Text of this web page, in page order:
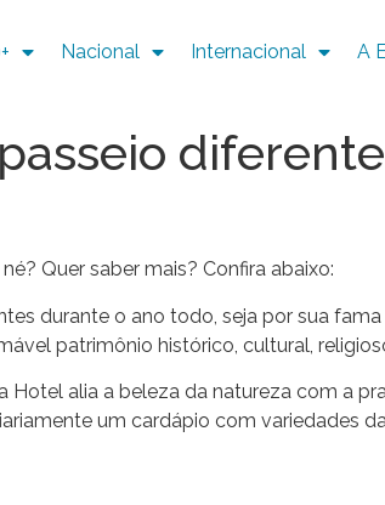
Nacional Internacional A
diferente
Quer saber mais? Confira abaixo:
durante o ano todo, seja por sua
patrimônio histórico, cultural,
alia a beleza da natureza com a
um cardápio com variedades